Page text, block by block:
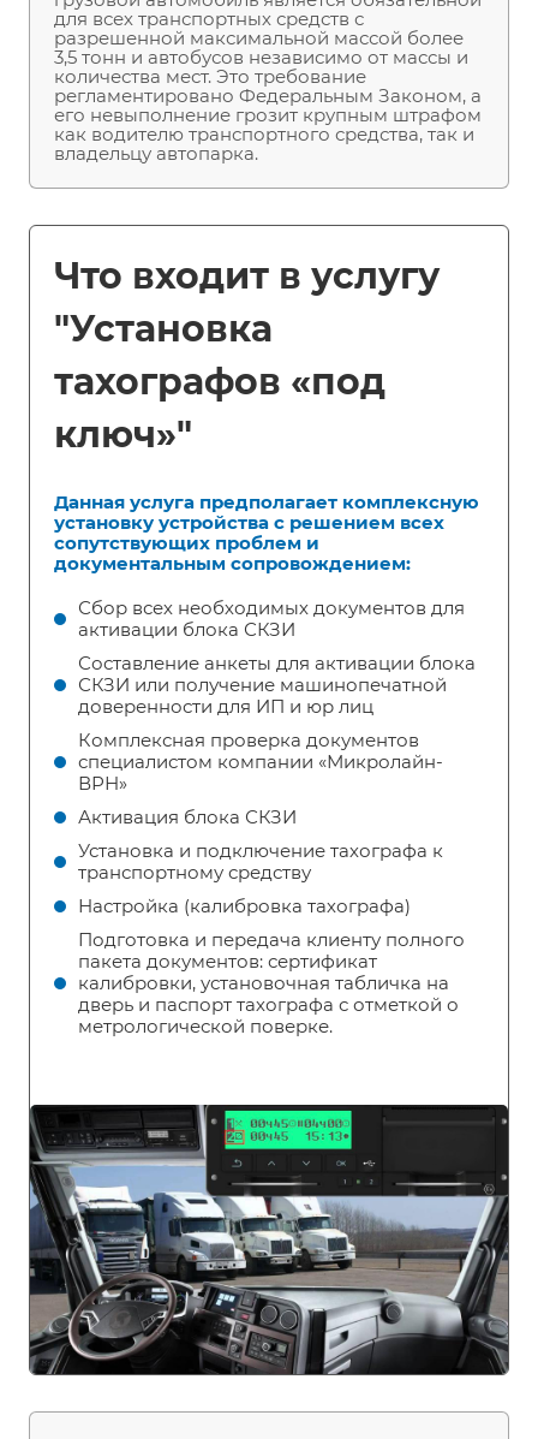
для всех транспортных средств с
разрешенной максимальной массой более
3,5 тонн и автобусов независимо от массы и
количества мест. Это требование
регламентировано Федеральным Законом, а
его невыполнение грозит крупным штрафом
как водителю транспортного средства, так и
владельцу автопарка.
Что входит в услугу
"Установка
тахографов «под
ключ»"
Данная услуга предполагает комплексную
установку устройства с решением всех
сопутствующих проблем и
документальным сопровождением:
Сбор всех необходимых документов для
активации блока СКЗИ
Составление анкеты для активации блока
СКЗИ или получение машинопечатной
доверенности для ИП и юр лиц
Комплексная проверка документов
специалистом компании «Микролайн-
ВРН»
Активация блока СКЗИ
Установка и подключение тахографа к
транспортному средству
Настройка (калибровка тахографа)
Подготовка и передача клиенту полного
пакета документов: сертификат
калибровки, установочная табличка на
дверь и паспорт тахографа с отметкой о
метрологической поверке.